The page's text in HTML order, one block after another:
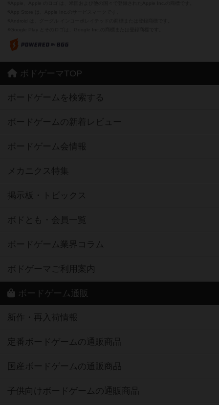
ボドゲーマTOP
ボードゲームを検索する
ボードゲームの新着レビュー
ボードゲーム会情報
メカニクス特集
掲示板・トピックス
ボドとも・会員一覧
ボードゲーム業界コラム
ボドゲーマご利用案内
ボードゲーム通販
新作・再入荷情報
定番ボードゲームの通販商品
国産ボードゲームの通販商品
子供向けボードゲームの通販商品